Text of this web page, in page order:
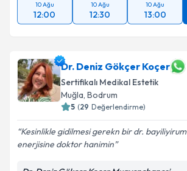
10 Ağu
12:00
10 Ağu
12:30
10 Ağu
13:00
Dr. Deniz Gökçer Koçer
Sertifikalı Medikal Estetik
Muğla, Bodrum
5 (29 Değerlendirme)
Kesinlikle gidilmesi gerekn bir dr. bayiliyirum
enerjisine doktor hanimin